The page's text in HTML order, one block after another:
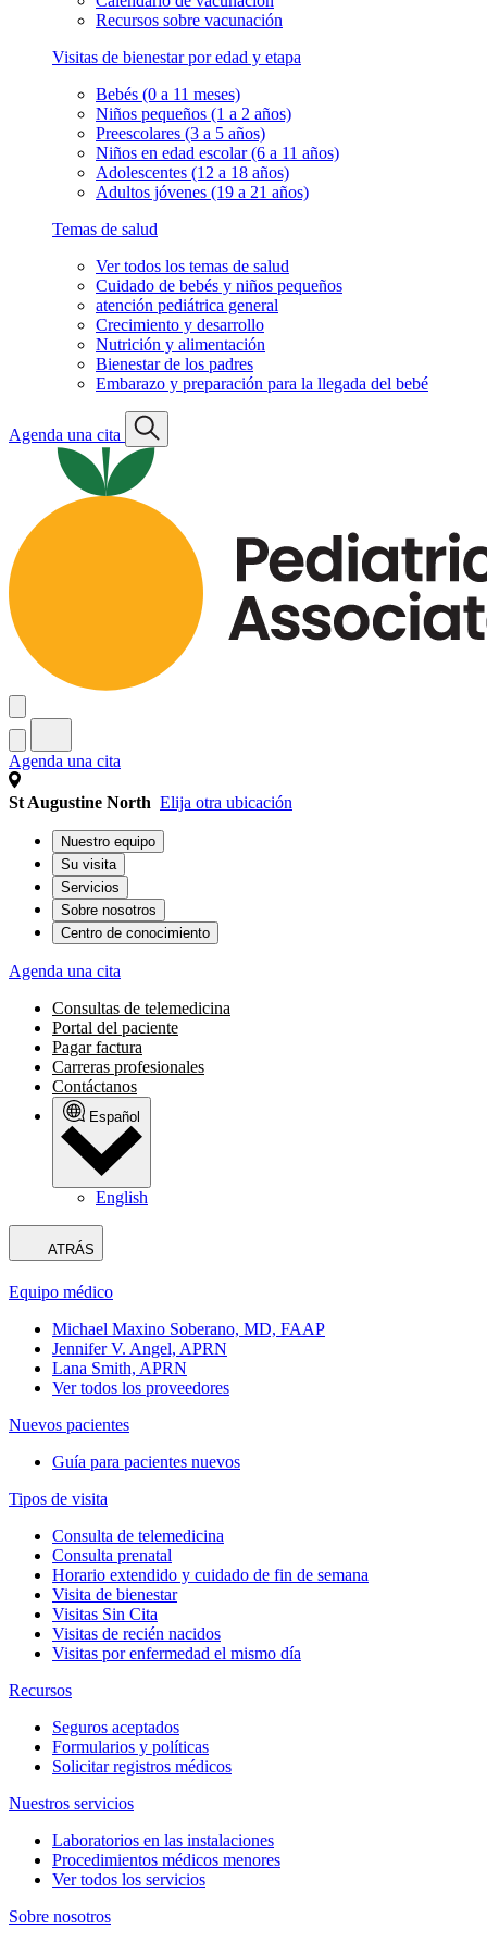
Recursos sobre vacunación
Visitas de bienestar por edad y etapa
Bebés (0 a 11 meses)
Niños pequeños (1 a 2 años)
Preescolares (3 a 5 años)
Niños en edad escolar (6 a 11 años)
Adolescentes (12 a 18 años)
Adultos jóvenes (19 a 21 años)
Temas de salud
Ver todos los temas de salud
Cuidado de bebés y niños pequeños
atención pediátrica general
Crecimiento y desarrollo
Nutrición y alimentación
Bienestar de los padres
Embarazo y preparación para la llegada del bebé
Agenda una cita
Agenda una cita
St Augustine North Elija otra ubicación
Nuestro equipo
Su visita
Servicios
Sobre nosotros
Centro de conocimiento
Agenda una cita
Consultas de telemedicina
Portal del paciente
Pagar factura
Carreras profesionales
Contáctanos
Español
English
ATRÁS
Equipo médico
Michael Maxino Soberano, MD, FAAP
Jennifer V. Angel, APRN
Lana Smith, APRN
Ver todos los proveedores
Nuevos pacientes
Guía para pacientes nuevos
Tipos de visita
Consulta de telemedicina
Consulta prenatal
Horario extendido y cuidado de fin de semana
Visita de bienestar
Visitas Sin Cita
Visitas de recién nacidos
Visitas por enfermedad el mismo día
Recursos
Seguros aceptados
Formularios y políticas
Solicitar registros médicos
Nuestros servicios
Laboratorios en las instalaciones
Procedimientos médicos menores
Ver todos los servicios
Sobre nosotros